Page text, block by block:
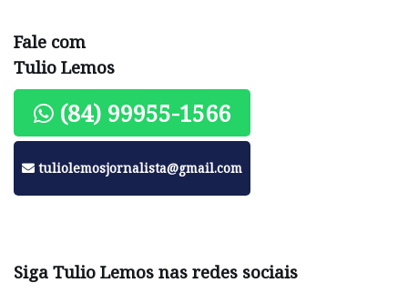
Fale com
Tulio Lemos
(84) 99955-1566
tuliolemosjornalista@gmail.com
Siga Tulio Lemos nas redes sociais